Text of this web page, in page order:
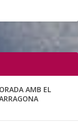
AMB EL